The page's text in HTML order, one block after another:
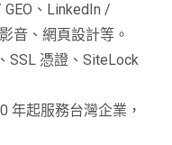
GEO、LinkedIn /
音、網頁設計等。
SSL 憑證、SiteLock
年起服務台灣企業，